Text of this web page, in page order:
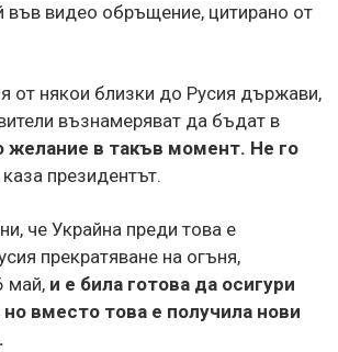
във видео обръщение, цитирано от
от някои близки до Русия държави,
възнамеряват да бъдат в
желание в такъв момент. Не го
каза президентът.
че Украйна преди това е
прекратяване на огъня,
май, и е била готова да осигури
вместо това е получила нови